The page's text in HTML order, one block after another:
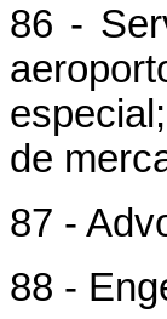
86 -
de
87 -
88 -